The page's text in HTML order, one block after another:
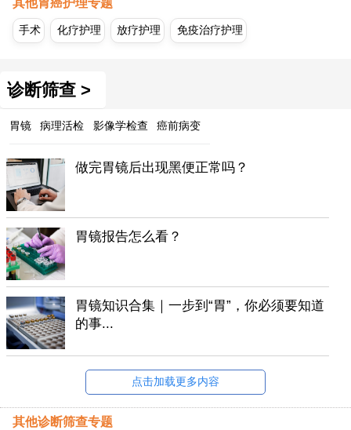
其他胃癌护理专题
手术 化疗护理 放疗护理 免疫治疗护理
诊断筛查 >
胃镜 病理活检 影像学检查 癌前病变
做完胃镜后出现黑便正常吗？
胃镜报告怎么看？
胃镜知识合集｜一步到“胃”，你必须要知道
的事...
点击加载更多内容
其他诊断筛查专题